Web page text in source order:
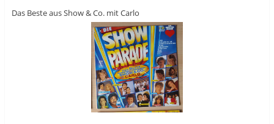
Das Beste aus Show & Co. mit Carlo